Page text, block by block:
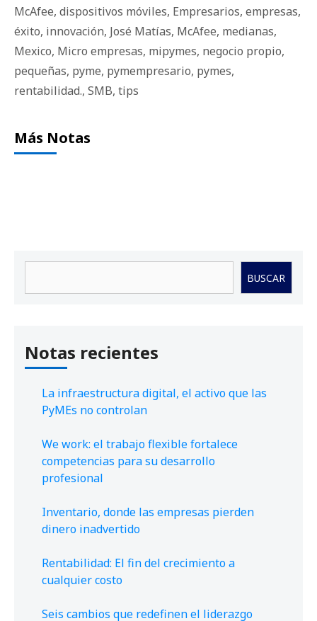
McAfee, dispositivos móviles, Empresarios, empresas,
éxito, innovación, José Matías, McAfee, medianas,
Mexico, Micro empresas, mipymes, negocio propio,
pequeñas, pyme, pymempresario, pymes,
rentabilidad., SMB, tips
Más Notas
BUSCAR
Notas recientes
La infraestructura digital, el activo que las
PyMEs no controlan
We work: el trabajo flexible fortalece
competencias para su desarrollo
profesional
Inventario, donde las empresas pierden
dinero inadvertido
Rentabilidad: El fin del crecimiento a
cualquier costo
Seis cambios que redefinen el liderazgo